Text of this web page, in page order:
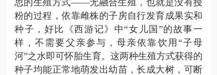
思的生殖方式——无融合生殖，也就是没有授
粉的过程，依靠雌株的子房自行发育成果实和
种子，好比《西游记》中“女儿国”的故事一
样，不需要父亲参与，母亲依靠饮用“子母
河”之水即可怀胎生育。这两种生殖方式获得的
种子均能正常地萌发出幼苗，长成大树，可断